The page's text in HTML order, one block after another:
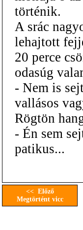
történik.
A srác
lehajtott
20 perce
odasúg
- Nem is
vallásos
Rögtön
- Én sem
patikus...
<< Előző
Megtörtént vicc